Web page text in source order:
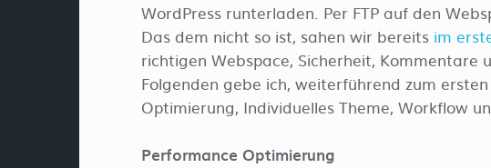
WordPress runterladen. Per FTP auf den
Das dem nicht so ist, sahen wir bereits im
richtigen Webspace, Sicherheit, Kommentare
Folgenden gebe ich, weiterführend zum
Optimierung, Individuelles Theme, Workflow
Performance Optimierung